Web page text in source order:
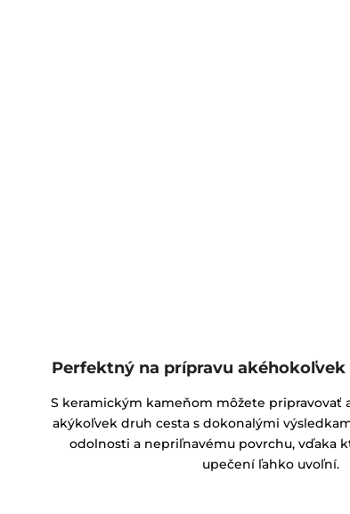
Perfektný na prípravu
S keramickým kameňom môžete pripravovať
akýkoľvek druh cesta s dokonalými
odolnosti a nepriľnavému povrchu, vďaka
upečení ľahko uvoľní.